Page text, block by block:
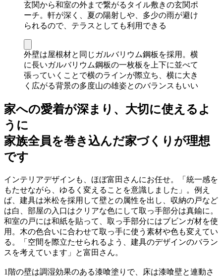
玄関から和室の外まで繋がるタイル敷きの玄関ポ
ーチ。軒が深く、夏の陽射しや、多少の雨が避け
られるので、テラスとしても利用できる
外壁は屋根材と同じガルバリウム鋼板を採用。横
に長いガルバリウム鋼板の一枚板を上下に並べて
張っていくことで横のラインが際立ち、横に大き
く広がる背景の多度山の雄姿とのバランスもいい
家への愛着が深まり、大切に使えるよ
うに
家族全員を巻き込んだ家づくりが理想
です
インテリアデザインも、ほぼ富田さんにお任せ。「統一感を
もたせながら、ゆるく変えることを意識しました」。例え
ば、建具は米松を採用して壁との属性を出し、収納の戸など
は白、部屋の入口はクリアな色にして取っ手部分は真鍮に。
和室の戸には和紙を貼って、取っ手部分にはブビンガ材を使
用。木の色合いに合わせて取っ手に使う素材や色も変えてい
る。「空間を際立たせられるよう、建具のデザインのバラン
スを考えています」と富田さん。
1階の壁は調湿効果のある漆喰塗りで、床は漆喰壁と連動さ